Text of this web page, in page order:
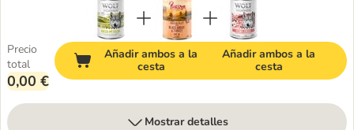
Precio
total
0,00 €
Añadir ambos a la
cesta
Añadir ambos a la
cesta
Mostrar detalles